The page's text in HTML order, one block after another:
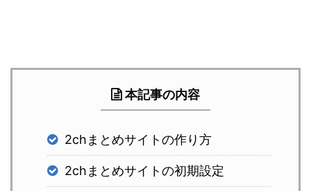
本記事の内容
2chまとめサイトの作り方
2chまとめサイトの初期設定